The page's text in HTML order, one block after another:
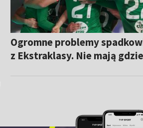
Ogromne problemy
z Ekstraklasy. Nie mają